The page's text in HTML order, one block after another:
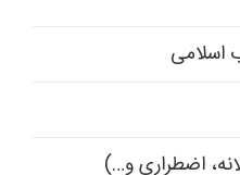
اسلامی
اضطراری و…)